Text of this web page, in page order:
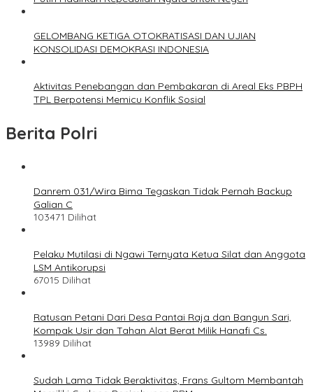
GELOMBANG KETIGA OTOKRATISASI DAN UJIAN
KONSOLIDASI DEMOKRASI INDONESIA
Aktivitas Penebangan dan Pembakaran di Areal Eks PBPH
TPL Berpotensi Memicu Konflik Sosial
Berita Polri
Danrem 031/Wira Bima Tegaskan Tidak Pernah Backup
Galian C
103471 Dilihat
Pelaku Mutilasi di Ngawi Ternyata Ketua Silat dan Anggota
LSM Antikorupsi
67015 Dilihat
Ratusan Petani Dari Desa Pantai Raja dan Bangun Sari,
Kompak Usir dan Tahan Alat Berat Milik Hanafi Cs.
13989 Dilihat
Sudah Lama Tidak Beraktivitas, Frans Gultom Membantah